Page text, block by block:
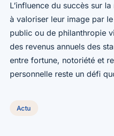
L’influence du succès sur
à valoriser leur image par
public ou de philanthropie
des revenus annuels des
entre fortune, notoriété et
personnelle reste un défi
Actu